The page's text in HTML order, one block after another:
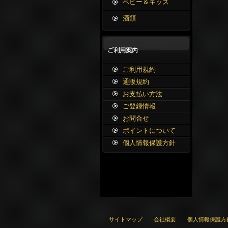
ベビー＆キッズ
酒類
ご利用規約
通販規約
お支払い方法
ご登録情報
お問合せ
ポイントについて
個人情報保護方針
サイトマップ 会社概要 個人情報保護方